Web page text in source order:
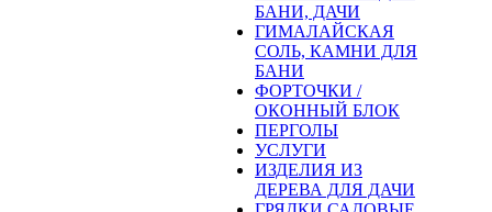
БАНИ, ДАЧИ
ГИМАЛАЙСКАЯ
СОЛЬ, КАМНИ ДЛЯ
БАНИ
ФОРТОЧКИ /
ОКОННЫЙ БЛОК
ПЕРГОЛЫ
УСЛУГИ
ИЗДЕЛИЯ ИЗ
ДЕРЕВА ДЛЯ ДАЧИ